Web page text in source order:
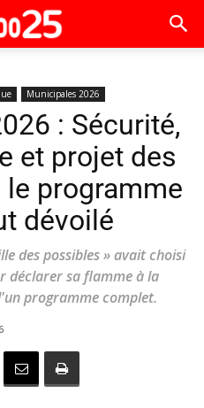
Municipales 2026
: Sécurité,
et projet des
le programme
dévoilé
des possibles » avait choisi
déclarer sa flamme à la
programme complet.